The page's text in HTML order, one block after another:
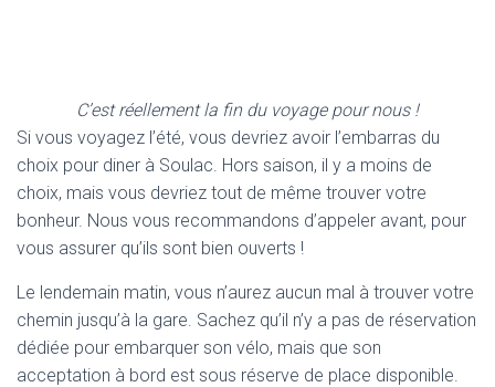
C’est réellement la fin du voyage pour nous !
Si vous voyagez l’été, vous devriez avoir l’embarras du
choix pour diner à Soulac. Hors saison, il y a moins de
choix, mais vous devriez tout de même trouver votre
bonheur. Nous vous recommandons d’appeler avant, pour
vous assurer qu’ils sont bien ouverts !
Le lendemain matin, vous n’aurez aucun mal à trouver votre
chemin jusqu’à la gare. Sachez qu’il n’y a pas de réservation
dédiée pour embarquer son vélo, mais que son
acceptation à bord est sous réserve de place disponible.